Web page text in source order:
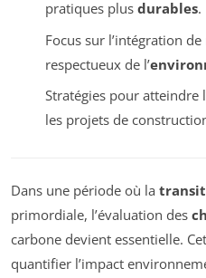
pratiques plus durables.
Focus sur l’intégration
respectueux de l’
Stratégies pour atteindre
les projets de
Dans une période où la
primordiale, l’évaluation des
carbone devient essentielle.
quantifier l’impact